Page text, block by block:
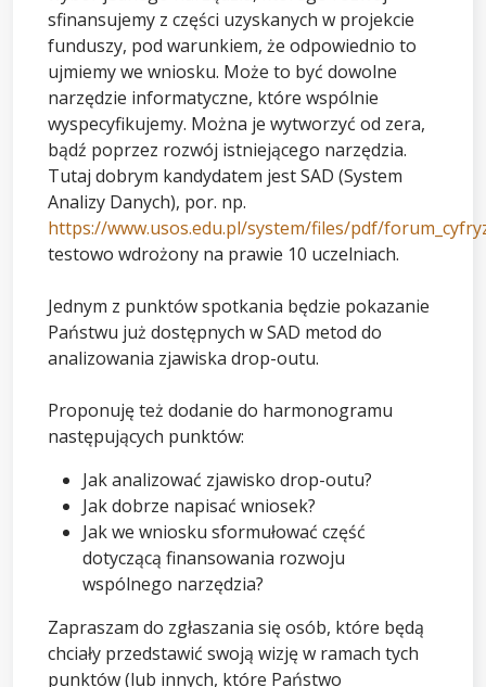
sfinansujemy z części uzyskanych w projekcie
funduszy, pod warunkiem, że odpowiednio to
ujmiemy we wniosku. Może to być dowolne
narzędzie informatyczne, które wspólnie
wyspecyfikujemy. Można je wytworzyć od zera,
bądź poprzez rozwój istniejącego narzędzia.
Tutaj dobrym kandydatem jest SAD (System
Analizy Danych), por. np.
https://www.usos.edu.pl/system/files/pdf/
testowo wdrożony na prawie 10 uczelniach.
Jednym z punktów spotkania będzie pokazanie
Państwu już dostępnych w SAD metod do
analizowania zjawiska drop-outu.
Proponuję też dodanie do harmonogramu
następujących punktów:
Jak analizować zjawisko drop-outu?
Jak dobrze napisać wniosek?
Jak we wniosku sformułować część
dotyczącą finansowania rozwoju
wspólnego narzędzia?
Zapraszam do zgłaszania się osób, które będą
chciały przedstawić swoją wizję w ramach tych
punktów (lub innych, które Państwo